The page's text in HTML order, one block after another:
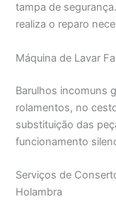
tampa de
realiza o reparo
Máquina de Lavar
Barulhos incomuns
rolamentos, no
substituição das
funcionamento
Serviços de
Holambra